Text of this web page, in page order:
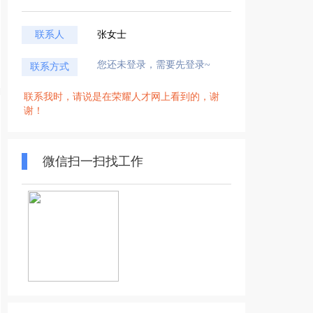
联系人 张女士
联系方式 您还未登录，需要先登录~
联系我时，请说是在荣耀人才网上看到的，谢
谢！
微信扫一扫找工作